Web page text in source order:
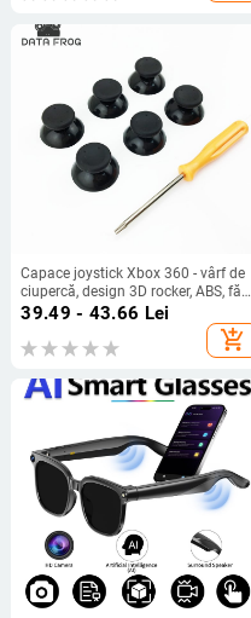
Capace joystick Xbox 360 - vârf de
ciupercă, design 3D rocker, ABS, fără
vibrații, include 6 capace și 1
39.49 - 43.66 Lei
add_shopping_cart